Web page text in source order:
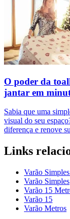
O poder da
jantar em
Sabia que uma
visual do seu
diferença e renove
Links
Varão
Varão Simples
Varão 15
Varão 15
Varão Metros